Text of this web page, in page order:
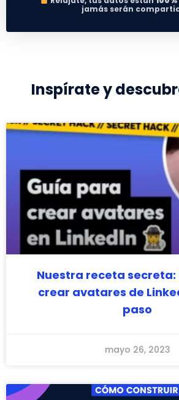
jamás serán
Inspírate y
Nuestra receta
crear avatares de
paso
mayo 26, 2023